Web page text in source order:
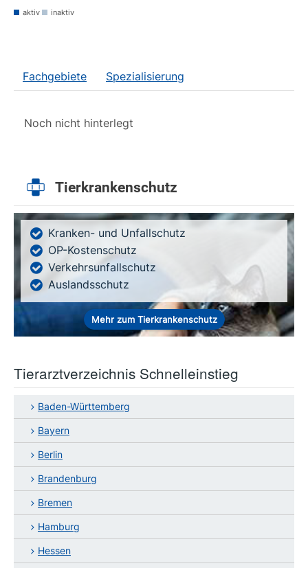
aktiv inaktiv
Fachgebiete Spezialisierung
Noch nicht hinterlegt
Tierkrankenschutz
Kranken- und Unfallschutz
OP-Kostenschutz
Verkehrsunfallschutz
Auslandsschutz
Mehr zum Tierkrankenschutz
Tierarztverzeichnis Schnelleinstieg
Baden-Württemberg
Bayern
Berlin
Brandenburg
Bremen
Hamburg
Hessen